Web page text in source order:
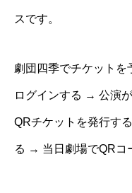
スです。
劇団四季でチケット
ログインする → 公演
QRチケットを発行す
る → 当日劇場でQRコ